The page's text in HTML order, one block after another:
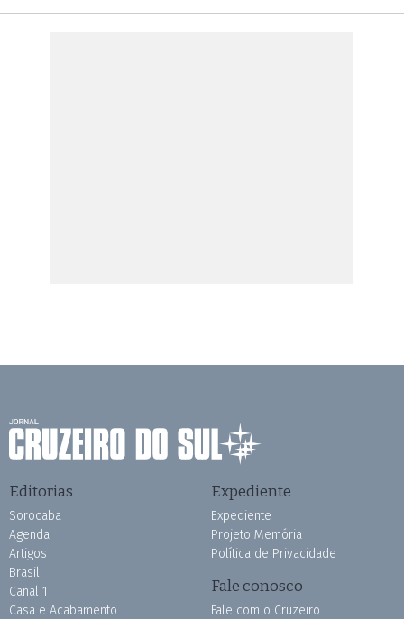
Editorias
Sorocaba
Agenda
Artigos
Brasil
Canal 1
Casa e Acabamento
Expediente
Expediente
Projeto Memória
Política de Privacidade
Fale conosco
Fale com o Cruzeiro